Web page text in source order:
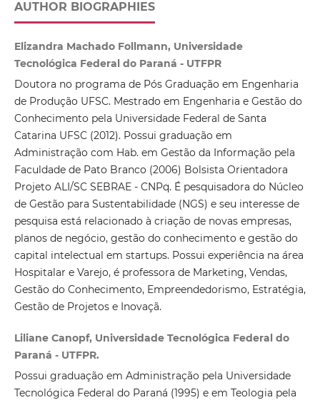
AUTHOR BIOGRAPHIES
Elizandra Machado Follmann, Universidade
Tecnológica Federal do Paraná - UTFPR
Doutora no programa de Pós Graduação em Engenharia
de Produção UFSC. Mestrado em Engenharia e Gestão do
Conhecimento pela Universidade Federal de Santa
Catarina UFSC (2012). Possui graduação em
Administração com Hab. em Gestão da Informação pela
Faculdade de Pato Branco (2006) Bolsista Orientadora
Projeto ALI/SC SEBRAE - CNPq. É pesquisadora do Núcleo
de Gestão para Sustentabilidade (NGS) e seu interesse de
pesquisa está relacionado à criação de novas empresas,
planos de negócio, gestão do conhecimento e gestão do
capital intelectual em startups. Possui experiência na área
Hospitalar e Varejo, é professora de Marketing, Vendas,
Gestão do Conhecimento, Empreendedorismo, Estratégia,
Gestão de Projetos e Inovaçã.
Liliane Canopf, Universidade Tecnológica Federal do
Paraná - UTFPR.
Possui graduação em Administração pela Universidade
Tecnológica Federal do Paraná (1995) e em Teologia pela